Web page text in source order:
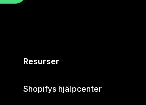
Resurser
Shopifys hjälpcenter